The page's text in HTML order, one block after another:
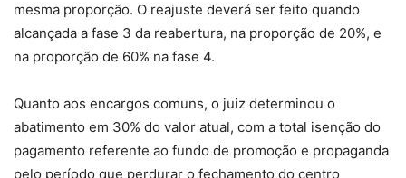
mesma proporção. O reajuste deverá ser feito quando
alcançada a fase 3 da reabertura, na proporção de 20%, e
na proporção de 60% na fase 4.
Quanto aos encargos comuns, o juiz determinou o
abatimento em 30% do valor atual, com a total isenção do
pagamento referente ao fundo de promoção e propaganda
pelo período que perdurar o fechamento do centro